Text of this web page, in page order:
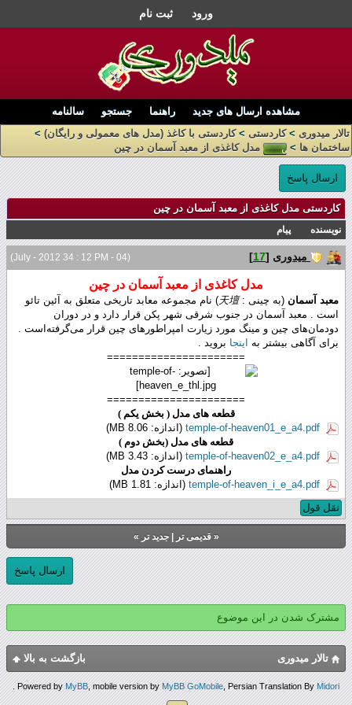
ورود ثبت نام
مشاهده ارسال های جدید راهنما جستجو
سالنامه
تالار میدوری >کاردستی >کاردستی با کاغذ (مدل های معمولی و رایگان) >
ساختمان ها > مدل کاغذی از معبد آسمان در چین
ارسال پاسخ
کاردستی مدل کاغذی از معبد آسمان در چین
نویسنده پیام
(04 - July - 2012 34 : 12 PM) میدوری [
17
]
مدل کاغذی از معبد آسمان در چین
معبد آسمان (به چینی :天壇) نام مجموعه معابد تاریخی متعلق به آئین تائو
است . معبد آسمان در جنوب شرقی شهر پکن قرار دارد و در دوران
دودمان‌های چین و مینگ مورد زیارت امپراطورهای چین قرار می‌گرفته‌است .
برای آگاهی بیشتر به
اینجا بروید .
======================
======================
قطعه های مدل ( بخش یکم )
temple-of-heaven01_e_a4.pdf (اندازه: 8.06 MB)
قطعه های مدل (بخش دوم )
temple-of-heaven02_e_a4.pdf (اندازه: 3.43 MB)
راهنمای درست کردن مدل
temple-of-heaven_i_e_a4.pdf (اندازه: 1.81 MB)
نقل قول
«قدیمی تر |جدید تر »
ارسال پاسخ
مشترک شدن در این موضوع
بازگشت به بالا تالار میدوری
Powered byMyBB, mobile version byMyBB GoMobile, Persian Translation ByMidori
.